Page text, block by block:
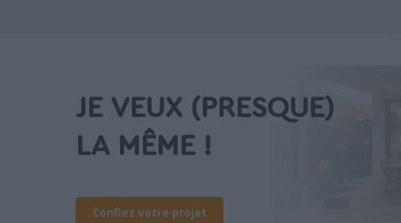
JE VEUX (PRESQUE)
LA MÊME !
Confiez votre projet